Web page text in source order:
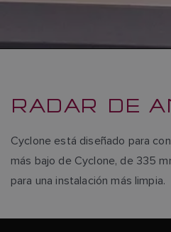
RADAR DE
Cyclone está diseñado para
más bajo de Cyclone, de 335
para una instalación más limpia.